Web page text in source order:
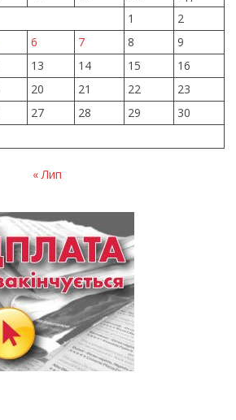
1
2
6 7 8
9
13 14 15
16
20 21 22
23
27 28 29
30
« Лип